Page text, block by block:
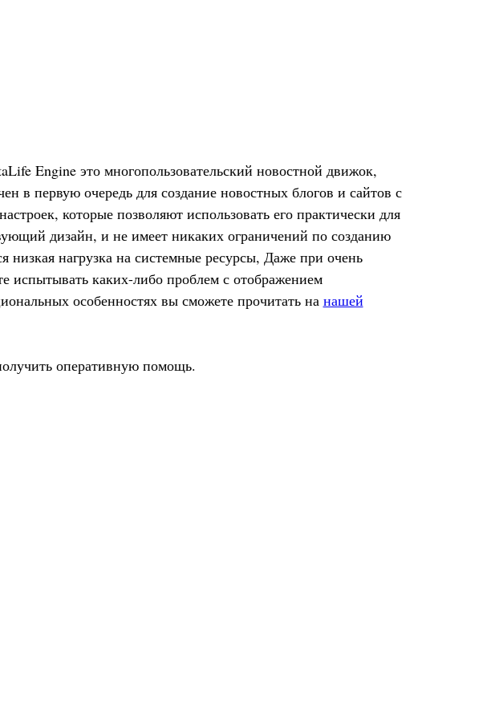
Engine это многопользовательский новостной движок,
первую очередь для создание новостных блогов и сайтов с
которые позволяют использовать его практически для
дизайн, и не имеет никаких ограничений по созданию
нагрузка на системные ресурсы, Даже при очень
испытывать каких-либо проблем с отображением
особенностях вы сможете прочитать на нашей
оперативную помощь.